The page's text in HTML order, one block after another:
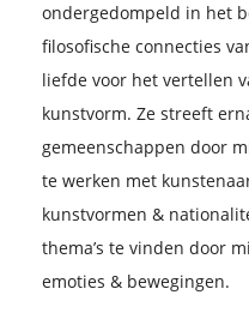
ondergedompeld in het
filosofische connecties
liefde voor het vertellen
kunstvorm. Ze streeft
gemeenschappen door
te werken met
kunstvormen &
thema’s te vinden door
emoties & bewegingen.